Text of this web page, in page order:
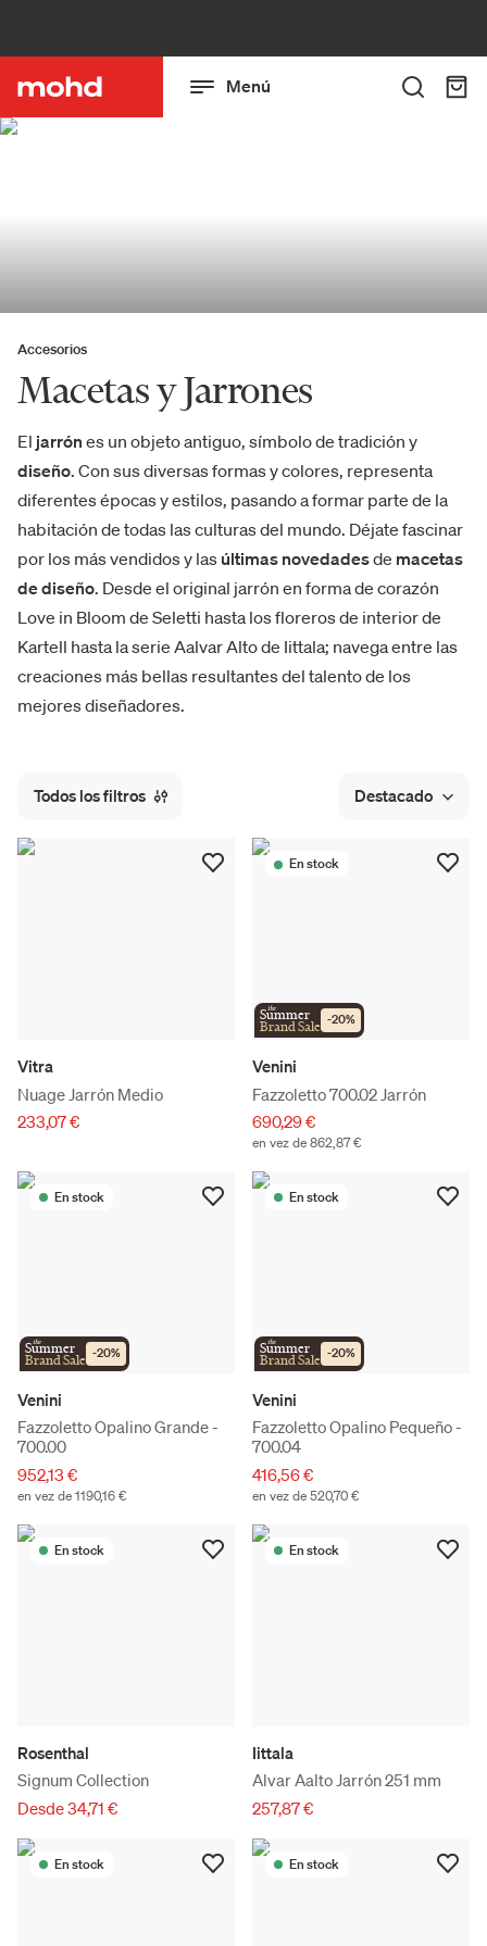
Menú
Accesorios
Macetas y Jarrones
El jarrón es un objeto antiguo, símbolo de tradición y
diseño. Con sus diversas formas y colores, representa
diferentes épocas y estilos, pasando a formar parte de la
habitación de todas las culturas del mundo. Déjate fascinar
por los más vendidos y las últimas novedadesde macetas
de diseño. Desde el original jarrón en forma de corazón
Love in Bloom de Seletti hasta los floreros de interior de
Kartell hasta la serie Aalvar Alto de Iittala; navega entre las
creaciones más bellas resultantes del talento de los
mejores diseñadores.
Todos los filtros Destacado
Vitra
Nuage Jarrón Medio
233,07 €
En stock
the
Summer
Brand Sale -20%
Venini
Fazzoletto 700.02 Jarrón
690,29 €
en vez de 862,87 €
En stock
the
Summer
Brand Sale -20%
Venini
Fazzoletto Opalino Grande -
700.00
952,13 €
en vez de 1190,16 €
En stock
the
Summer
Brand Sale -20%
Venini
Fazzoletto Opalino Pequeño -
700.04
416,56 €
en vez de 520,70 €
En stock
Rosenthal
Signum Collection
Desde 34,71 €
En stock
Iittala
Alvar Aalto Jarrón 251 mm
257,87 €
En stock En stock